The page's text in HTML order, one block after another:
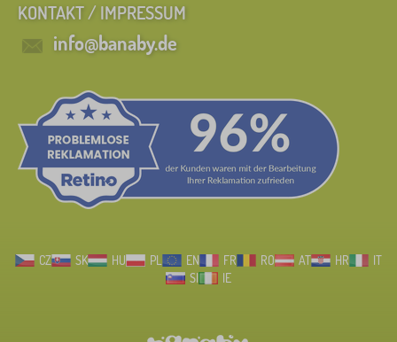
KONTAKT / IMPRESSUM
info@banaby.de
CZ SK HU PL EN FR RO AT HR
IT
SI
IE